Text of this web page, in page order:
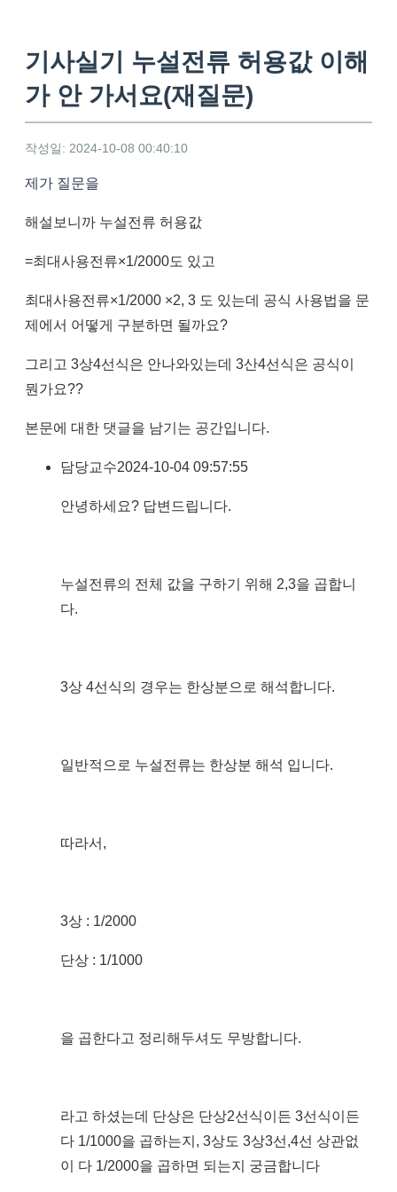
기사실기 누설전류 허용값 이해
가 안 가서요(재질문)
작성일: 2024-10-08 00:40:10
제가 질문을
해설보니까 누설전류 허용값
=최대사용전류×1/2000도 있고
최대사용전류×1/2000 ×2, 3 도 있는데 공식 사용법을 문
제에서 어떻게 구분하면 될까요?
그리고 3상4선식은 안나와있는데 3산4선식은 공식이
뭔가요??
본문에 대한 댓글을 남기는 공간입니다.
담당교수2024-10-04 09:57:55
안녕하세요? 답변드립니다.
누설전류의 전체 값을 구하기 위해 2,3을 곱합니
다.
3상 4선식의 경우는 한상분으로 해석합니다.
일반적으로 누설전류는 한상분 해석 입니다.
따라서,
3상 : 1/2000
단상 : 1/1000
을 곱한다고 정리해두셔도 무방합니다.
라고 하셨는데 단상은 단상2선식이든 3선식이든
다 1/1000을 곱하는지, 3상도 3상3선,4선 상관없
이 다 1/2000을 곱하면 되는지 궁금합니다